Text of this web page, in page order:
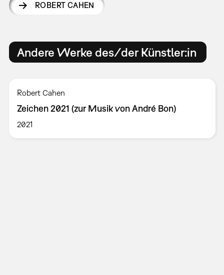
ROBERT CAHEN
Andere Werke des/der Künstler:in
Robert Cahen
Zeichen 2021 (zur Musik von André Bon)
2021